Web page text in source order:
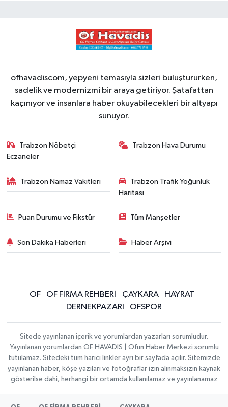
ofhavadiscom, yepyeni temasıyla sizleri buluştururken,
sadelik ve modernizmi bir araya getiriyor. Şatafattan
kaçınıyor ve insanlara haber okuyabilecekleri bir altyapı
sunuyor.
Trabzon Nöbetçi
Eczaneler
Trabzon Hava Durumu
Trabzon Namaz Vakitleri
Trabzon Trafik Yoğunluk
Haritası
Puan Durumu ve Fikstür Tüm Manşetler
Son Dakika Haberleri Haber Arşivi
OF OF FİRMA REHBERİ ÇAYKARA
HAYRAT
DERNEKPAZARI
OFSPOR
Sitede yayınlanan içerik ve yorumlardan yazarları sorumludur.
Yayınlanan yorumlardan OF HAVADİS | Ofun Haber Merkezi sorumlu
tutulamaz. Sitedeki tüm harici linkler ayrı bir sayfada açılır. Sitemizde
yayınlanan haber, köşe yazıları ve fotoğraflar izin alınmaksızın kaynak
gösterilse dahi, herhangi bir ortamda kullanılamaz ve yayınlanamaz